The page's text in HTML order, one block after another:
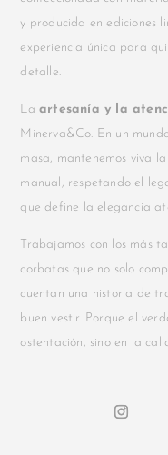
y producida en ediciones
experiencia única para
detalle.
La artesanía y la
Minerva&Co. En un
masa, mantenemos viva
manual, respetando el
que define la elegancia
Trabajamos con los más
corbatas que no solo
cuentan una historia de
buen vestir. Porque el
ostentación, sino en la